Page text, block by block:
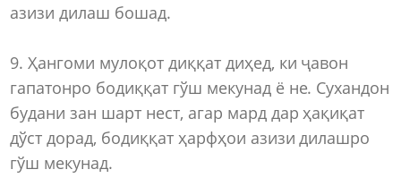
азизи дилаш бошад.
9. Ҳангоми мулоқот диққат диҳед, ки ҷавон
гапатонро бодиққат гўш мекунад ё не. Сухандон
будани зан шарт нест, агар мард дар ҳақиқат
дўст дорад, бодиққат ҳарфҳои азизи дилашро
гўш мекунад.